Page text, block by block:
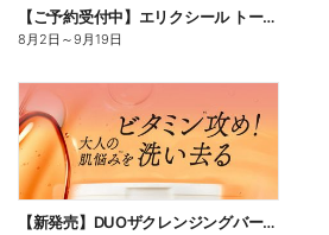
【ご予約受付中】エリクシール トータルVファーミングクリームca
8月2日 ～9月19日
【新発売】DUOザクレンジングバームビタミン18